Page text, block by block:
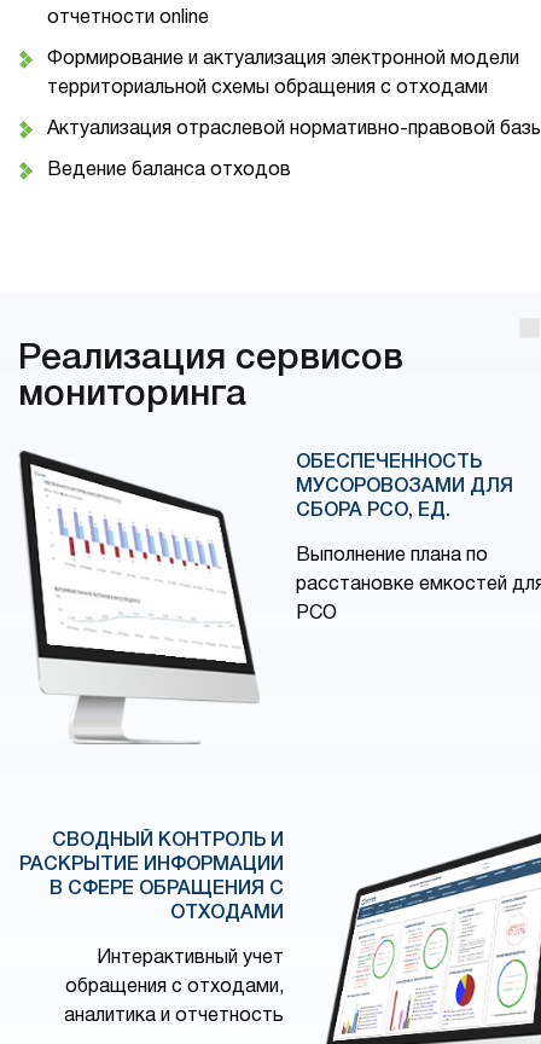
отчетности online
Формирование и актуализация электронной модели
территориальной схемы обращения с отходами
Актуализация отраслевой нормативно-правовой
Ведение баланса отходов
Реализация сервисов
мониторинга
ОБЕСПЕЧЕННОСТЬ
МУСОРОВОЗАМИ ДЛЯ
СБОРА РСО, ЕД.
Выполнение плана по
расстановке емкостей
РСО
СВОДНЫЙ КОНТРОЛЬ И
РАСКРЫТИЕ ИНФОРМАЦИИ
В СФЕРЕ ОБРАЩЕНИЯ С
ОТХОДАМИ
Интерактивный учет
обращения с отходами,
аналитика и отчетность